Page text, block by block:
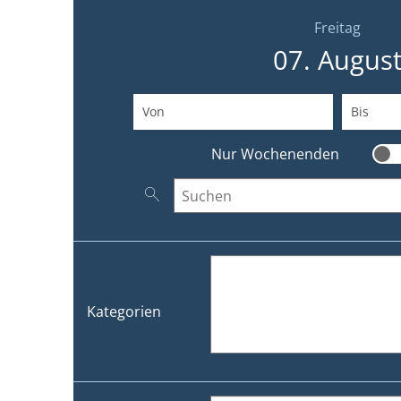
Freitag
07. August
Von Bis
Nur Wochenenden
Nur
Nach Veranstaltungen suchen
Kategorien